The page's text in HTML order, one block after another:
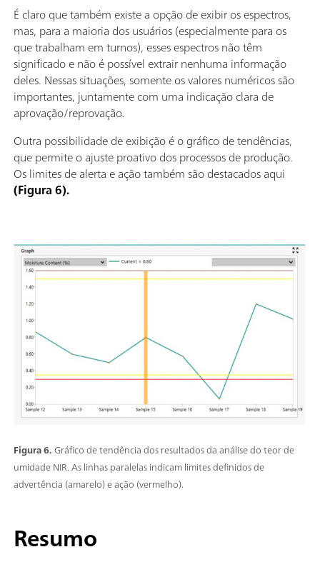
É claro que também existe a opção de exibir os espectros,
mas, para a maioria dos usuários (especialmente para os
que trabalham em turnos), esses espectros não têm
significado e não é possível extrair nenhuma informação
deles. Nessas situações, somente os valores numéricos são
importantes, juntamente com uma indicação clara de
aprovação/reprovação.
Outra possibilidade de exibição é o gráfico de tendências,
que permite o ajuste proativo dos processos de produção.
Os limites de alerta e ação também são destacados aqui
(Figura 6).
Figura 6.Gráfico de tendência dos resultados da análise do teor de
umidade NIR. As linhas paralelas indicam limites definidos de
advertência (amarelo) e ação (vermelho).
Resumo